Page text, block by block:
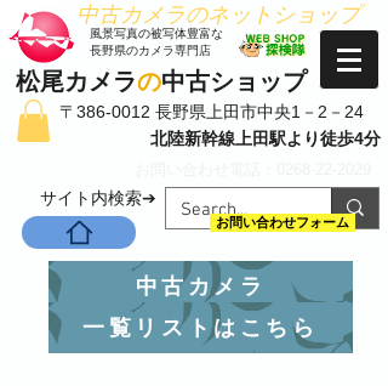
松尾カメラの中古ショップ
​風景写真の被写体豊富な
長野県のカメラ専門店
​中古カメラのネットショップ
〒386-0012 長野県上田市中央1－2－24
北陸新幹線上田駅より徒歩4分
​サイト内検索➔
お問い合わせフォーム
中古カメラ
一覧リストはこちら